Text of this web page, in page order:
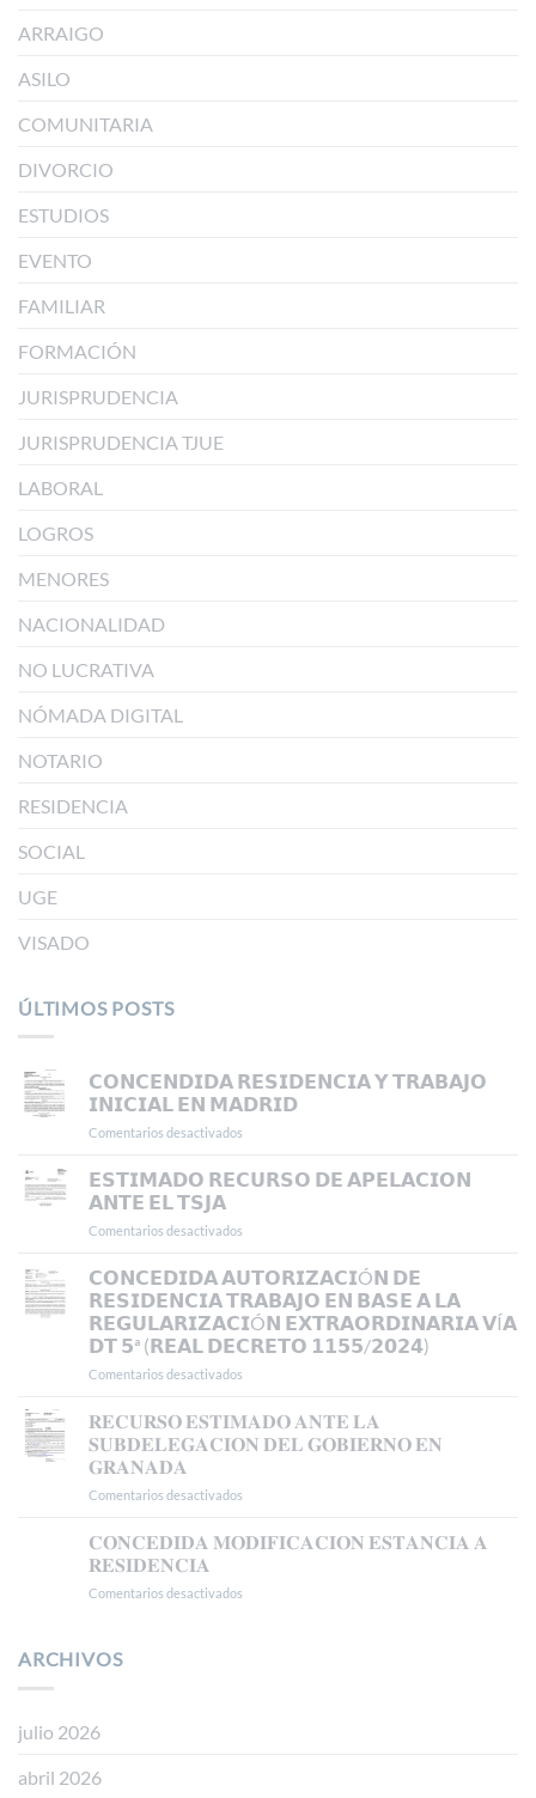
ARRAIGO
ASILO
COMUNITARIA
DIVORCIO
ESTUDIOS
EVENTO
FAMILIAR
FORMACIÓN
JURISPRUDENCIA
JURISPRUDENCIA TJUE
LABORAL
LOGROS
MENORES
NACIONALIDAD
NO LUCRATIVA
NÓMADA DIGITAL
NOTARIO
RESIDENCIA
SOCIAL
UGE
VISADO
ÚLTIMOS POSTS
𝗖𝗢𝗡𝗖𝗘𝗡𝗗𝗜𝗗𝗔 𝗥𝗘𝗦𝗜𝗗𝗘𝗡𝗖𝗜𝗔 𝗬 𝗧𝗥𝗔𝗕𝗔𝗝𝗢
𝗜𝗡𝗜𝗖𝗜𝗔𝗟 𝗘𝗡 𝗠𝗔𝗗𝗥𝗜𝗗
Comentarios desactivados
𝗥𝗘𝗦𝗜𝗗𝗘𝗡𝗖𝗜𝗔
𝗠𝗔𝗗𝗥𝗜𝗗
𝗘𝗦𝗧𝗜𝗠𝗔𝗗𝗢 𝗥𝗘𝗖𝗨𝗥𝗦𝗢 𝗗𝗘 𝗔𝗣𝗘𝗟𝗔𝗖𝗜𝗢𝗡
𝗔𝗡𝗧𝗘 𝗘𝗟 𝗧𝗦𝗝𝗔
Comentarios desactivados
𝗥𝗘𝗖𝗨𝗥𝗦𝗢
𝗗𝗘
𝗔𝗣𝗘𝗟𝗔𝗖𝗜𝗢𝗡
𝗔𝗡𝗧𝗘
𝗘𝗟
𝗖𝗢𝗡𝗖𝗘𝗗𝗜𝗗𝗔 𝗔𝗨𝗧𝗢𝗥𝗜𝗭𝗔𝗖𝗜Ó𝗡 𝗗𝗘
𝗥𝗘𝗦𝗜𝗗𝗘𝗡𝗖𝗜𝗔 𝗧𝗥𝗔𝗕𝗔𝗝𝗢 𝗘𝗡 𝗕𝗔𝗦𝗘 𝗔 𝗟𝗔
𝗥𝗘𝗚𝗨𝗟𝗔𝗥𝗜𝗭𝗔𝗖𝗜Ó𝗡 𝗘𝗫𝗧𝗥𝗔𝗢𝗥𝗗𝗜𝗡𝗔𝗥𝗜𝗔 𝗩Í𝗔
𝗗𝗧 𝟱ª (𝗥𝗘𝗔𝗟 𝗗𝗘𝗖𝗥𝗘𝗧𝗢 𝟭𝟭𝟱𝟱/𝟮𝟬𝟮𝟰)
Comentarios desactivados
𝗔𝗨𝗧𝗢𝗥𝗜𝗭𝗔𝗖𝗜Ó𝗡
𝗗𝗘
𝗥𝗘𝗦𝗜𝗗𝗘𝗡𝗖𝗜𝗔
𝗔
𝐑𝐄𝐂𝐔𝐑𝐒𝐎 𝐄𝐒𝐓𝐈𝐌𝐀𝐃𝐎 𝐀𝐍𝐓𝐄 𝐋𝐀
𝐒𝐔𝐁𝐃𝐄𝐋𝐄𝐆𝐀𝐂𝐈𝐎𝐍 𝐃𝐄𝐋 𝐆𝐎𝐁𝐈𝐄𝐑𝐍𝐎 𝐄𝐍
𝐆𝐑𝐀𝐍𝐀𝐃𝐀
Comentarios desactivados
𝐄𝐒𝐓𝐈𝐌𝐀𝐃𝐎
𝐂𝐎𝐍𝐂𝐄𝐃𝐈𝐃𝐀 𝐌𝐎𝐃𝐈𝐅𝐈𝐂𝐀𝐂𝐈𝐎𝐍 𝐄𝐒𝐓𝐀𝐍𝐂𝐈𝐀 𝐀
𝐑𝐄𝐒𝐈𝐃𝐄𝐍𝐂𝐈𝐀
Comentarios desactivados
ARCHIVOS
julio 2026
abril 2026